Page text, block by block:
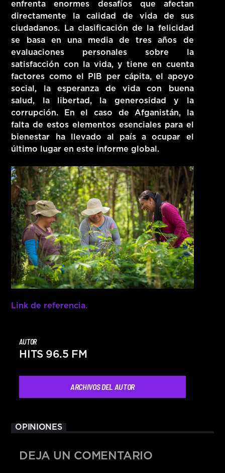
enfrenta enormes desafíos que afectan
directamente la calidad de vida de sus
ciudadanos. La clasificación de la felicidad
se basa en una media de tres años de
evaluaciones personales sobre la
satisfacción con la vida, y tiene en cuenta
factores como el PIB per cápita, el apoyo
social, la esperanza de vida con buena
salud, la libertad, la generosidad y la
corrupción. En el caso de Afganistán, la
falta de estos elementos esenciales para el
bienestar ha llevado al país a ocupar el
último lugar en este informe global.
Link de referencia.
AUTOR
HITS 96.5 FM
ARCHIVOS DEL AUTOR
OPINIONES
DEJA UN COMENTARIO